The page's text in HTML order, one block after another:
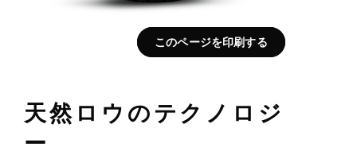
このページを印刷する
天然ロウのテクノロジ
ー